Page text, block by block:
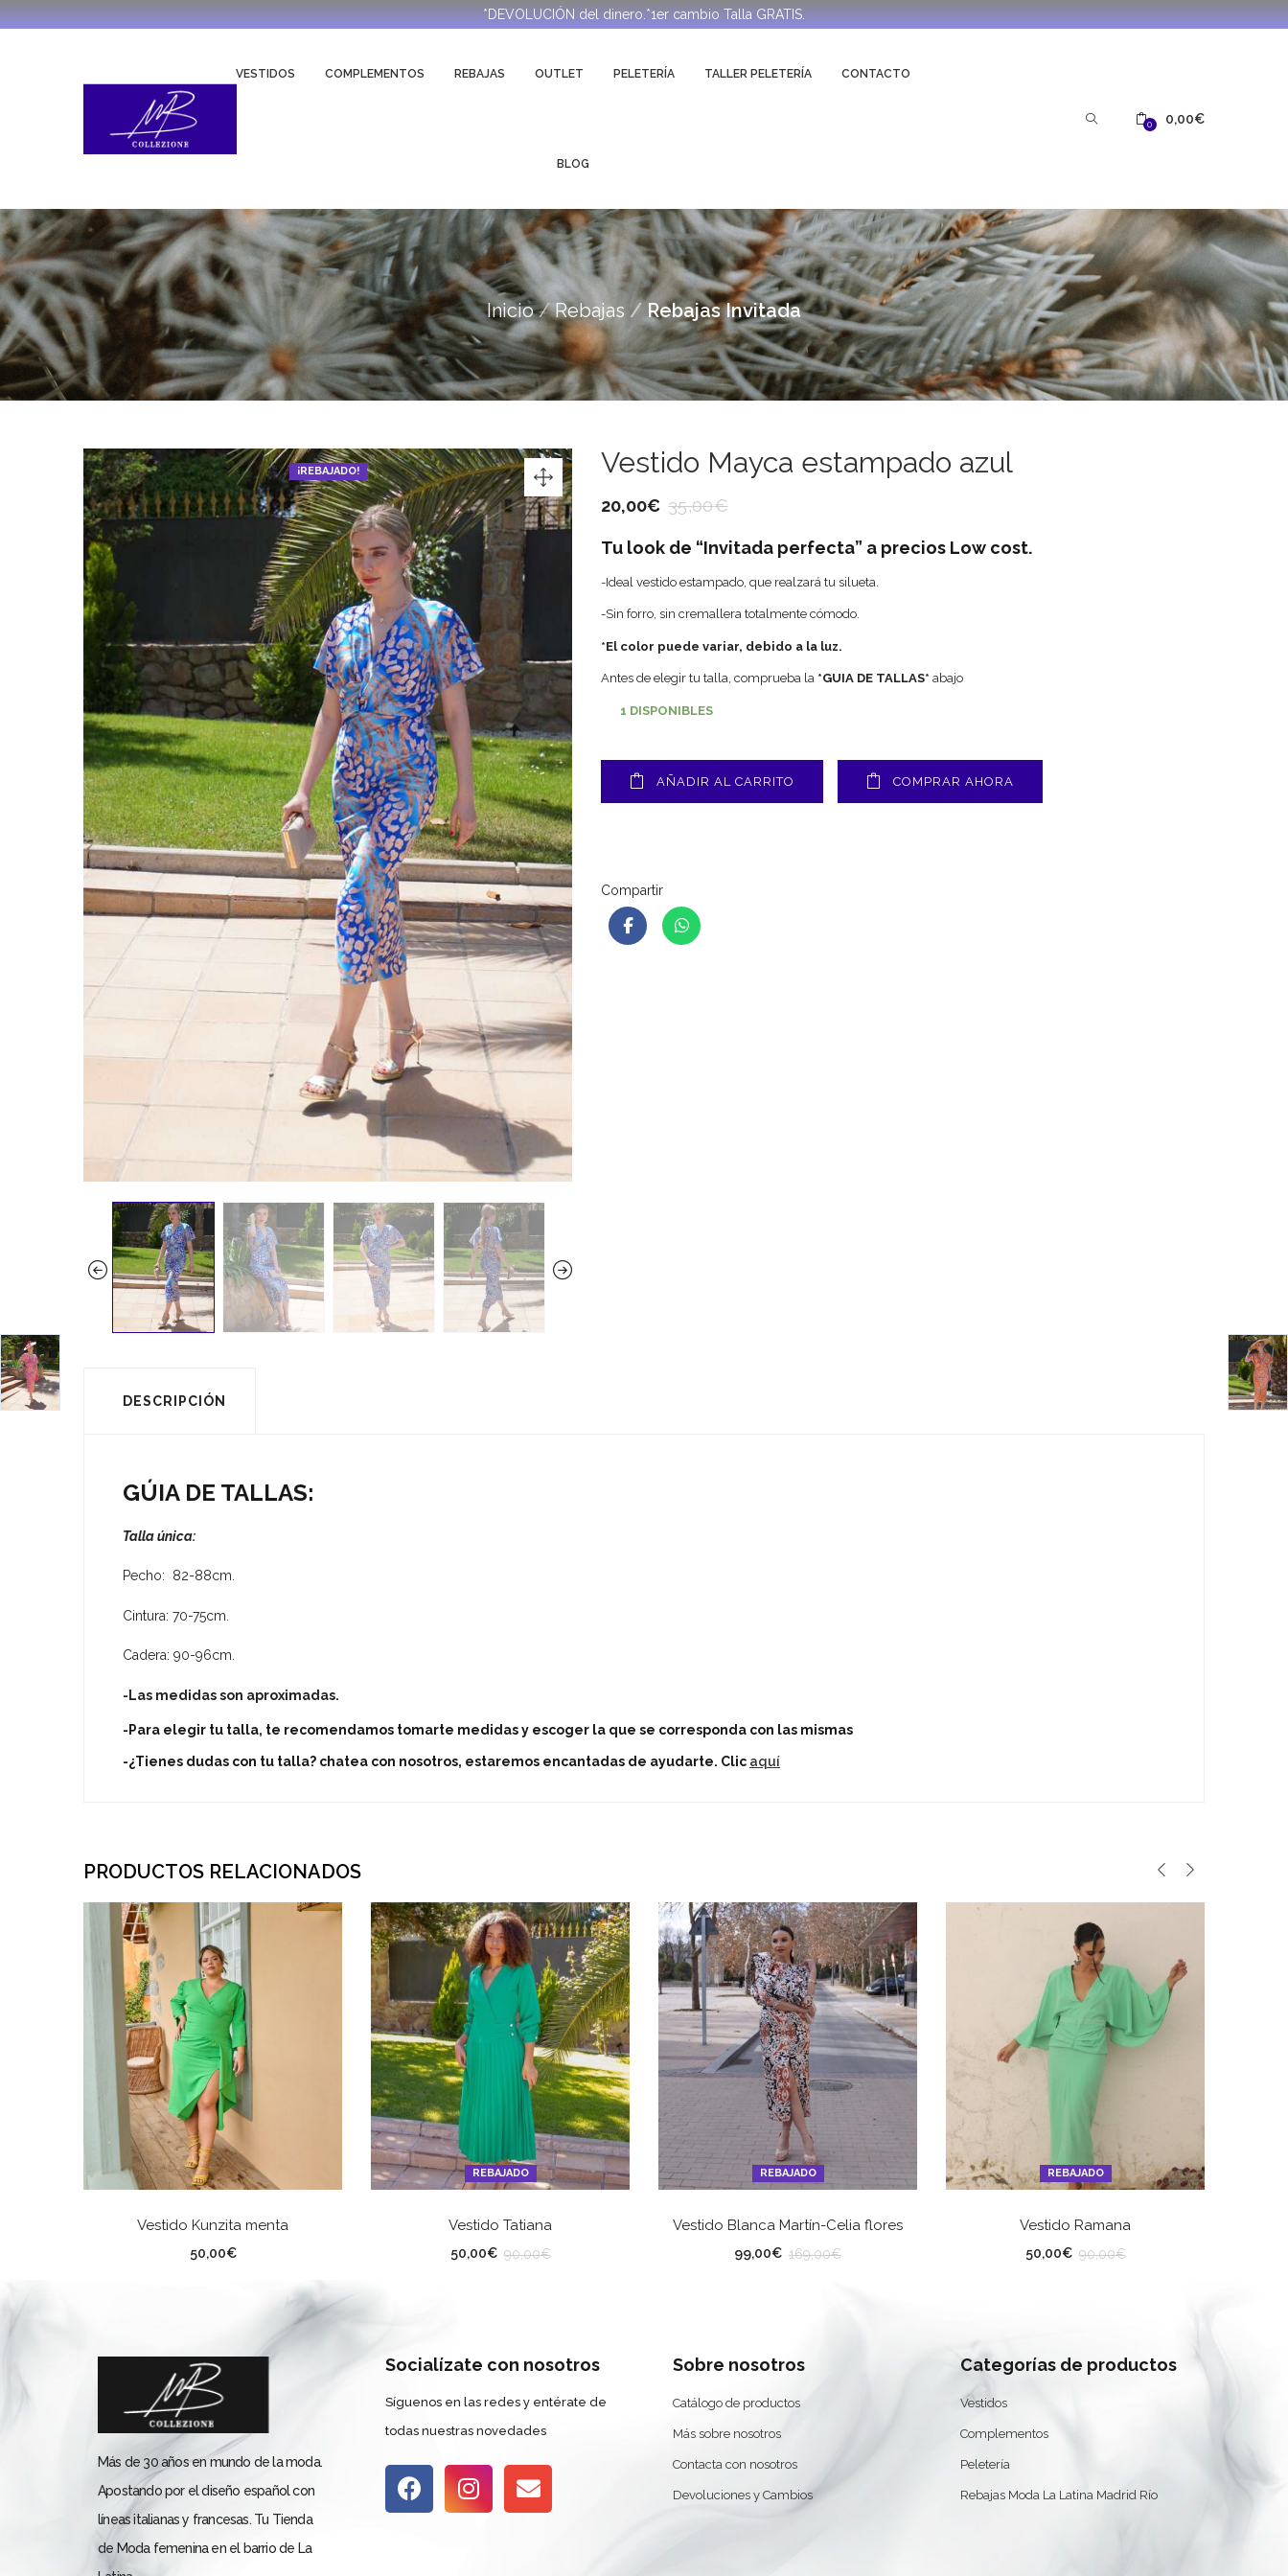
*DEVOLUCIÓN del dinero.*1er cambio Talla GRATIS.
VESTIDOS COMPLEMENTOS REBAJAS OUTLET PELETERÍA TALLER PELETERÍA CONTACTO
BLOG
0 0,00€
Inicio Rebajas Rebajas Invitada
¡REBAJADO! Vestido Mayca estampado azul
20,00€ 35,00€
Tu look de “Invitada perfecta” a precios Low cost.
-Ideal vestido estampado, que realzará tu silueta.
-Sin forro, sin cremallera totalmente cómodo.
*El color puede variar, debido a la luz.
Antes de elegir tu talla, comprueba la *GUIA DE TALLAS* abajo
1 DISPONIBLES
AÑADIR AL CARRITO COMPRAR AHORA
Compartir
DESCRIPCIÓN
GÚIA DE TALLAS:
Talla única:
Pecho: 82-88cm.
Cintura: 70-75cm.
Cadera: 90-96cm.
-Las medidas son aproximadas.
-Para elegir tu talla, te recomendamos tomarte medidas y escoger la que se corresponda con las mismas
-¿Tienes dudas con tu talla? chatea con nosotros, estaremos encantadas de ayudarte. Clic aquí
PRODUCTOS RELACIONADOS
Vestido Kunzita menta
50,00€
REBAJADO
Vestido Tatiana
50,00€ 90,00€
REBAJADO
Vestido Blanca Martín-Celia flores
99,00€ 169,00€
REBAJADO
Vestido Ramana
50,00€ 90,00€
Más de 30 años en mundo de la moda.
Apostando por el diseño español con
líneas italianas y francesas. Tu Tienda
de Moda femenina en el barrio de La
Socialízate con nosotros
Síguenos en las redes y entérate de
todas nuestras novedades
Sobre nosotros
Catálogo de productos
Más sobre nosotros
Contacta con nosotros
Devoluciones y Cambios
Categorías de productos
Vestidos
Complementos
Peletería
Rebajas Moda La Latina Madrid Río